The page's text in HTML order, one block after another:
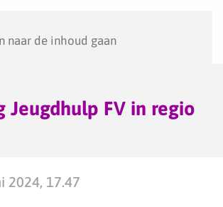
naar de inhoud gaan
Jeugdhulp FV in regio
2024, 17.47